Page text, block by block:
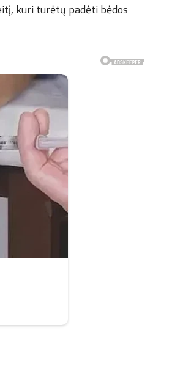
kuri turėtų padėti bėdos